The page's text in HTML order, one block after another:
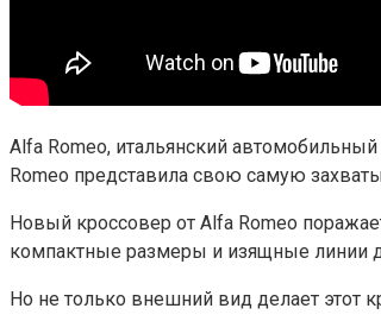
Alfa Romeo, итальянский
Romeo представила свою самую
Новый кроссовер от Alfa Romeo
компактные размеры и изящные линии
Но не только внешний вид делает